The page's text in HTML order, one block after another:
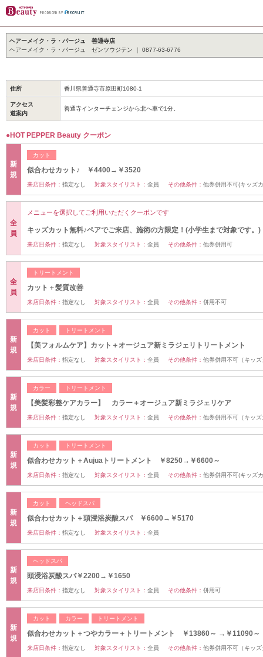
ヘアーメイク・ラ・パージュ 善通寺店
ヘアーメイク・ラ・パージュ ゼンツウジテン ｜ 0877-63-6776
住所 香川県善通寺市原田町1080-1
アクセス
道案内
善通寺インターチェンジから北へ車で1分。
●HOT PEPPER Beauty クーポン
新
規
カット
似合わせカット♪ ￥4400→￥3520
来店日条件： 指定なし 対象スタイリスト： 全員 その他条件： 他券併用不可(キッズ
全
員
メニューを選択してご利用いただくクーポンです
キッズカット無料♪ペアでご来店、施術の方限定！(小学生まで対象です。)
来店日条件： 指定なし 対象スタイリスト： 全員 その他条件： 他券併用可
全
員
トリートメント
カット＋髪質改善
来店日条件： 指定なし 対象スタイリスト： 全員 その他条件： 併用不可
新
規
カット トリートメント
【美フォルムケア】カット＋オージュア新ミラジェリトリートメント
来店日条件： 指定なし 対象スタイリスト： 全員 その他条件： 他券併用不可（キッ
新
規
カラー トリートメント
【美髪彩整ケアカラー】 カラー＋オージュア新ミラジェリケア
来店日条件： 指定なし 対象スタイリスト： 全員 その他条件： 他券併用不可（キッ
新
規
カット トリートメント
似合わせカット＋Aujuaトリートメント ￥8250→￥6600～
来店日条件： 指定なし 対象スタイリスト： 全員 その他条件： 他券併用不可(キッズ
新
規
カット ヘッドスパ
似合わせカット＋頭浸浴炭酸スパ ￥6600→￥5170
来店日条件： 指定なし 対象スタイリスト： 全員
新
規
ヘッドスパ
頭浸浴炭酸スパ￥2200→￥1650
来店日条件： 指定なし 対象スタイリスト： 全員 その他条件： 併用可
新
規
カット カラー トリートメント
似合わせカット＋つやカラー＋トリートメント ￥13860～ →￥11090～
来店日条件： 指定なし 対象スタイリスト： 全員 その他条件： 他券併用不可（キッ